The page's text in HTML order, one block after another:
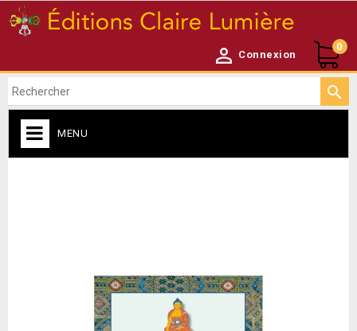
 Connexion
0

MENU